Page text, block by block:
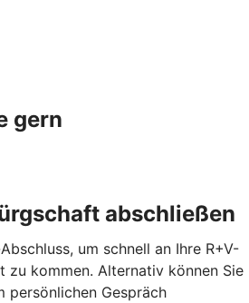
gern
abschließen
um schnell an Ihre R+V-
zu kommen. Alternativ können Sie
persönlichen Gespräch